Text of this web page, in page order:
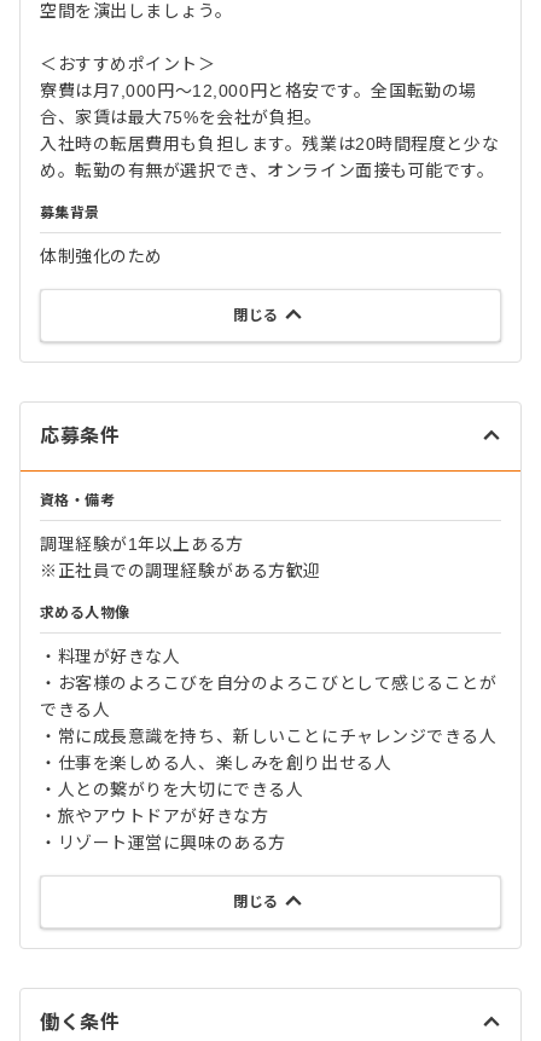
空間を演出しましょう。
＜おすすめポイント＞
寮費は月7,000円〜12,000円と格安です。全国転勤の場
合、家賃は最大75%を会社が負担。
入社時の転居費用も負担します。残業は20時間程度と少な
め。転勤の有無が選択でき、オンライン面接も可能です。
募集背景
体制強化のため
閉じる
応募条件
資格・備考
調理経験が1年以上ある方
※正社員での調理経験がある方歓迎
求める人物像
・料理が好きな人
・お客様のよろこびを自分のよろこびとして感じることが
できる人
・常に成長意識を持ち、新しいことにチャレンジできる人
・仕事を楽しめる人、楽しみを創り出せる人
・人との繋がりを大切にできる人
・旅やアウトドアが好きな方
・リゾート運営に興味のある方
閉じる
働く条件